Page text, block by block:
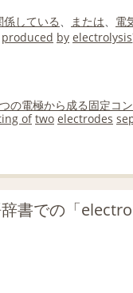
係している、 または、 電
produced by electrolysis
の電極から成る固定コ
of two electrodes
書での「